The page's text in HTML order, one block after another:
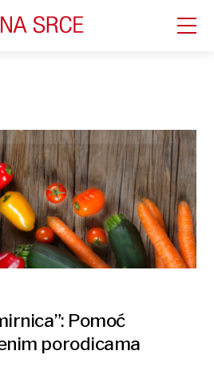
Pomoć
porodicama